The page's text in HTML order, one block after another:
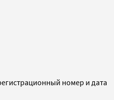
номер и дата